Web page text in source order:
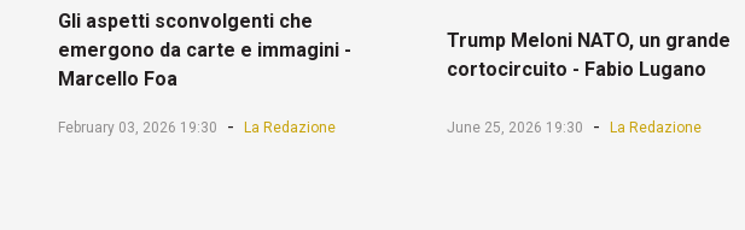
Gli aspetti sconvolgenti che
emergono da carte e immagini -
Marcello Foa
February 03, 2026 19:30 - La Redazione
Trump Meloni NATO, un grande
cortocircuito - Fabio Lugano
June 25, 2026 19:30 - La Redazione